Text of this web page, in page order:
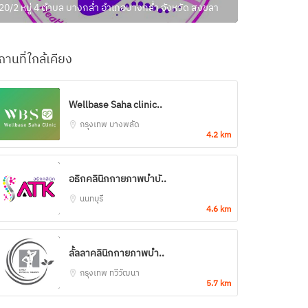
2 หมู่ 4 ตำบล บางกล่ำ อำเภอบางกล่ำ จังหวัด สงขลา
านที่ใกล้เคียง
Wellbase Saha clinic..
กรุงเทพ บางพลัด
4.2 km
อธิกคลินิกกายภาพบำบั..
นนทบุรี
4.6 km
ลั้ลลาคลินิกกายภาพบำ..
กรุงเทพ ทวีวัฒนา
5.7 km